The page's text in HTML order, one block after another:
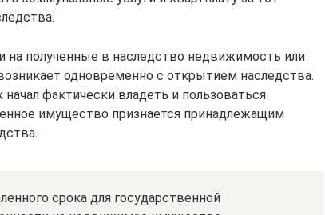
на полученные в наследство недвижимость или
одновременно с открытием наследства.
фактически владеть и пользоваться
имущество признается принадлежащим
срока для государственной